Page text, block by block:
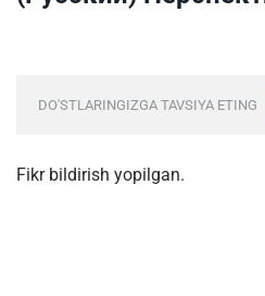
DO'STLARINGIZGA TAVSIYA ETING
Fikr bildirish yopilgan.